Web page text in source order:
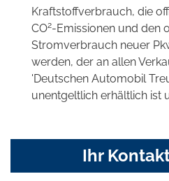
Kraftstoffverbrauch, die
CO2-Emissionen und den
Stromverbrauch neuer
werden, der an allen
'Deutschen Automobil
unentgeltlich erhältlich ist
Ihr